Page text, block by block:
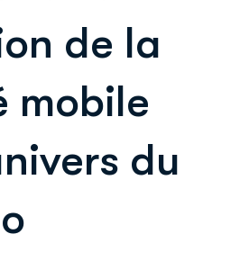
de la
mobile
du